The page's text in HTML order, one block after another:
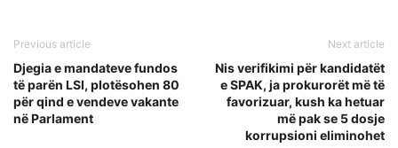
Previous article
Djegia e mandateve fundos
të parën LSI, plotësohen 80
për qind e vendeve vakante
në Parlament
Next article
Nis verifikimi për kandidatët
e SPAK, ja prokurorët më të
favorizuar, kush ka hetuar
më pak se 5 dosje
korrupsioni eliminohet